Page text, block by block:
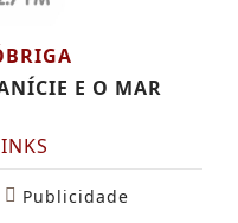
E O MAR
Publicidade